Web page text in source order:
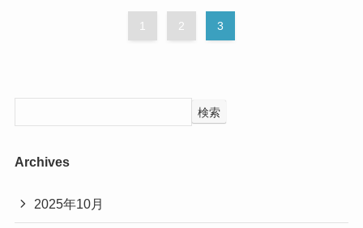
1 2 3
検索
Archives
2025年10月